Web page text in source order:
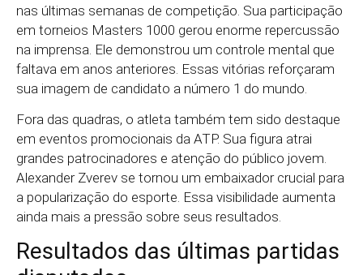
nas últimas semanas de competição. Sua participação
em torneios Masters 1000 gerou enorme repercussão
na imprensa. Ele demonstrou um controle mental que
faltava em anos anteriores. Essas vitórias reforçaram
sua imagem de candidato a número 1 do mundo.
Fora das quadras, o atleta também tem sido destaque
em eventos promocionais da ATP. Sua figura atrai
grandes patrocinadores e atenção do público jovem.
Alexander Zverev se tornou um embaixador crucial para
a popularização do esporte. Essa visibilidade aumenta
ainda mais a pressão sobre seus resultados.
Resultados das últimas partidas